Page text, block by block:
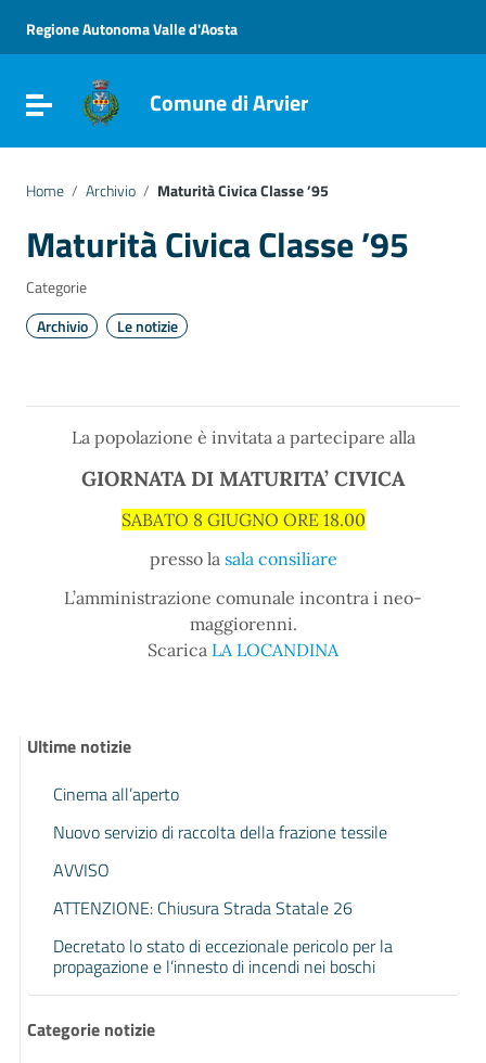
Vai al menu di navigazione
Vai al footer
Regione Autonoma Valle d'Aosta
Attiva / disattiva la navigazione
Comune di Arvier
Home / Archivio / Maturità Civica Classe ’95
Maturità Civica Classe ’95
Categorie
Archivio
Le notizie
La popolazione è invitata a partecipare alla
GIORNATA DI MATURITA’ CIVICA
SABATO 8 GIUGNO ORE 18.00
presso la sala consiliare
L’amministrazione comunale incontra i neo-
maggiorenni.
Scarica LA LOCANDINA
Ultime notizie
Cinema all’aperto
Nuovo servizio di raccolta della frazione tessile
AVVISO
ATTENZIONE: Chiusura Strada Statale 26
Decretato lo stato di eccezionale pericolo per la
propagazione e l’innesto di incendi nei boschi
Categorie notizie